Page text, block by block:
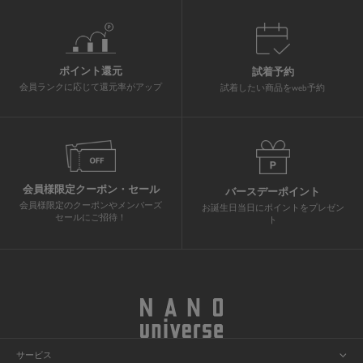
ポイント還元
会員ランクに応じて還元率がアップ
試着予約
試着したい商品をweb予約
会員様限定クーポン・セール
会員様限定のクーポンやメンバーズ
セールにご招待！
バースデーポイント
お誕生日当日にポイントをプレゼン
ト
サービス